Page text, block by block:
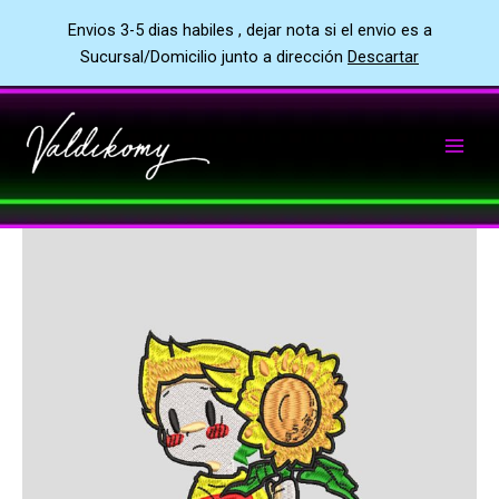
Envios 3-5 dias habiles , dejar nota si el envio es a
Sucursal/Domicilio junto a dirección Descartar
al
contenido